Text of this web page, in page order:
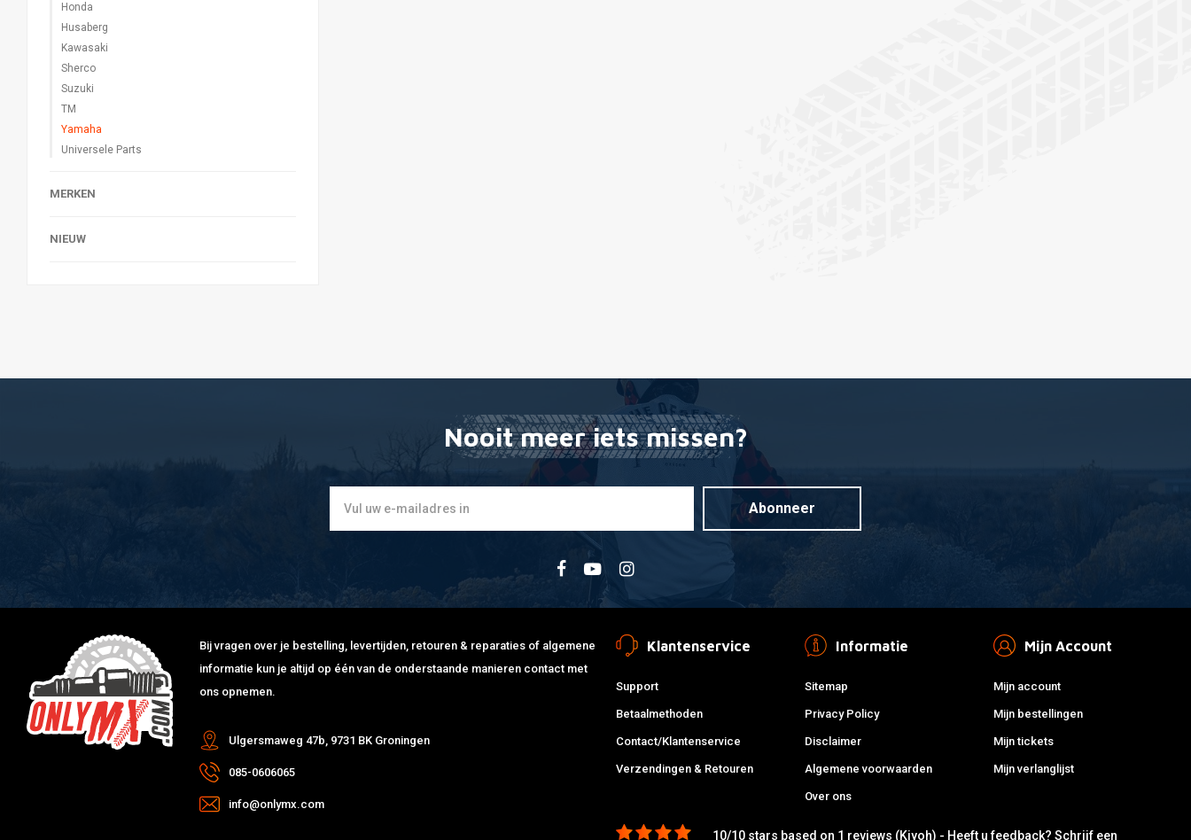
Honda
Husaberg
Kawasaki
Sherco
Suzuki
TM
Yamaha
Universele Parts
MERKEN
NIEUW
Nooit meer iets missen?
Abonneer
Bij vragen over je bestelling, levertijden, retouren & reparaties of algemene
informatie kun je altijd op één van de onderstaande manieren contact met
ons opnemen.
Ulgersmaweg 47b, 9731 BK Groningen
085-0606065
info@onlymx.com
Klantenservice
Support
Betaalmethoden
Contact/Klantenservice
Verzendingen & Retouren
Informatie
Sitemap
Privacy Policy
Disclaimer
Algemene voorwaarden
Over ons
Mijn Account
Mijn account
Mijn bestellingen
Mijn tickets
Mijn verlanglijst
10/10 stars based on 1 reviews (Kiyoh) - Heeft u feedback?Schrijf een